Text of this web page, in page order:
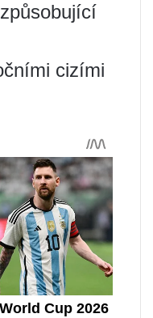
cizími